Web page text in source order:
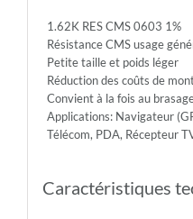
-
-55°
-
+155°
1.62K RES CMS 0603 1%
Résistance CMS usage
Petite taille et poids léger
Réduction des coûts de
Convient à la fois au
Applications: Navigateur
Télécom, PDA, Récepteur
Caractéristiques